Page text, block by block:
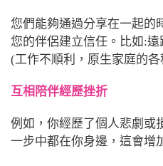
您們能夠通過分享在一起的
您的伴侶建立信任。比如:
(工作不順利，原生家庭的
互相陪伴經歷挫折
例如， 你經歷了個人悲劇或
一步中都在你身邊，這會增